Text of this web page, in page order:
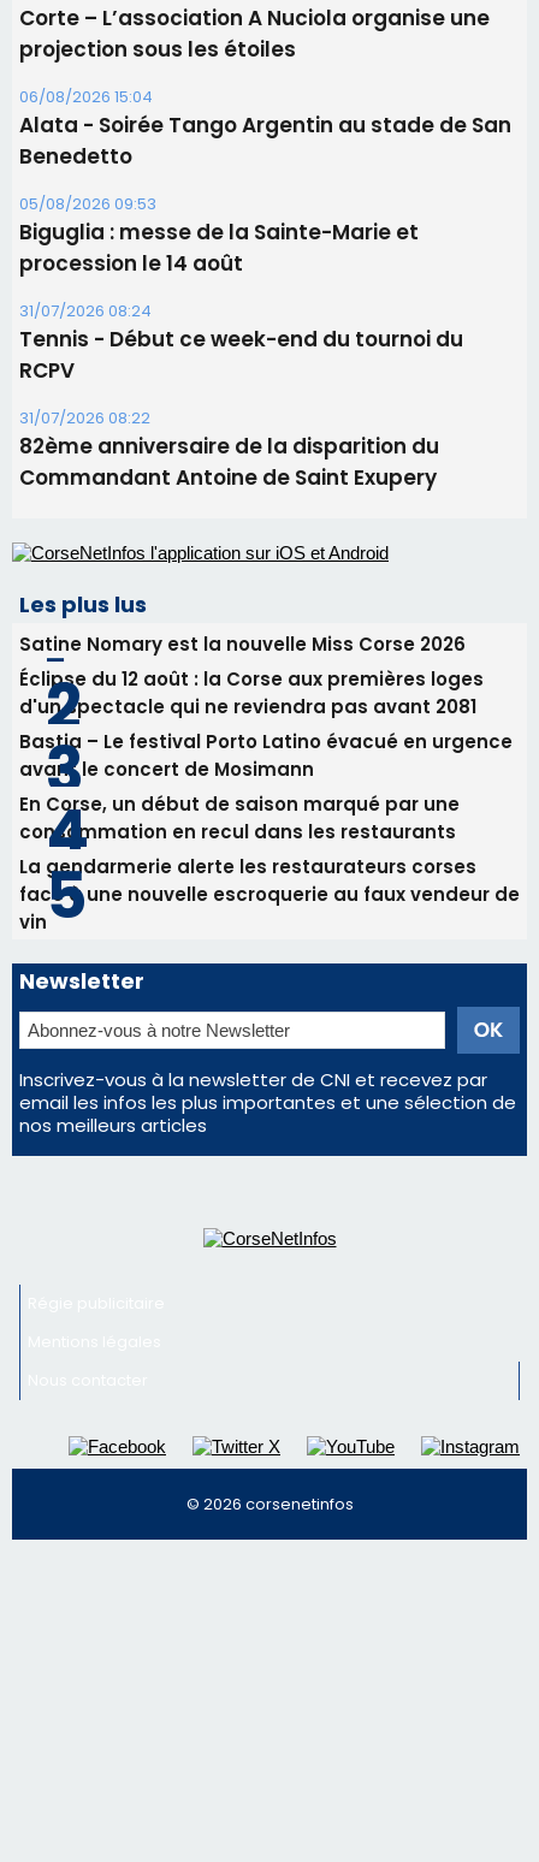
31/07/2026 08:24
Tennis - Début ce week-end du tournoi du
RCPV
31/07/2026 08:22
82ème anniversaire de la disparition du
Commandant Antoine de Saint Exupery
Les plus lus
Satine Nomary est la nouvelle Miss Corse 2026
d'un spectacle qui ne reviendra pas avant 2081
Bastia – Le festival Porto Latino évacué en urgence
avant le concert de Mosimann
consommation en recul dans les restaurants
face à une nouvelle escroquerie au faux vendeur de
vin
Newsletter
Inscrivez-vous à la newsletter de CNI et recevez par
email les infos les plus importantes et une sélection de
nos meilleurs articles
Régie publicitaire
Nous contacter
© 2026 corsenetinfos